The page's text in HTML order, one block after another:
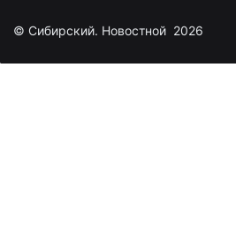
© Сибирский. Новостной 2026